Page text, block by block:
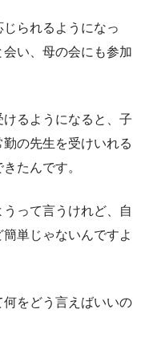
られるようになっ
い、母の会にも参加
るようになると、子
の先生を受けいれる
たんです。
って言うけれど、自
単じゃないんですよ
をどう言えばいいの